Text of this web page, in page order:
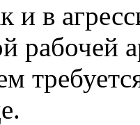
и в
рабочей